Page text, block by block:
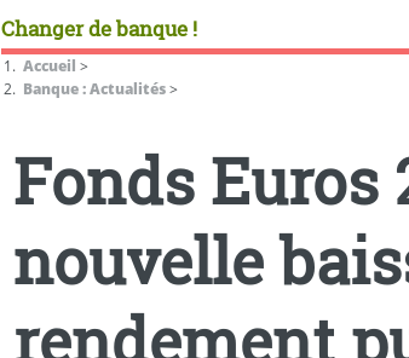
Changer de banque !
Accueil >
Banque : Actualités>
Fonds Euros
nouvelle
rendement